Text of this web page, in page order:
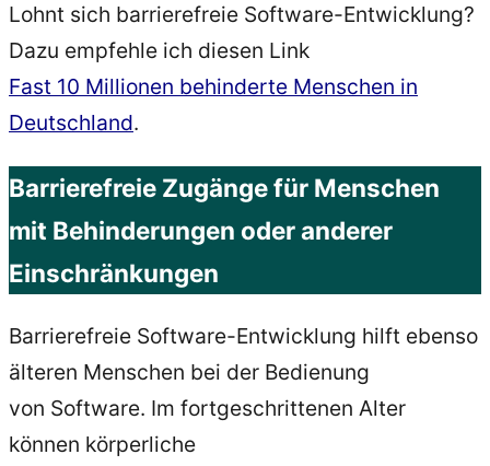
Lohnt sich barrierefreie Software-Entwicklung?
Dazu empfehle ich diesen Link
Fast 10 Millionen behinderte Menschen in
Deutschland.
Barrierefreie Zugänge für Menschen
mit Behinderungen oder anderer
Einschränkungen
Barrierefreie Software-Entwicklung hilft ebenso
älteren Menschen bei der Bedienung
von Software. Im fortgeschrittenen Alter
können körperliche